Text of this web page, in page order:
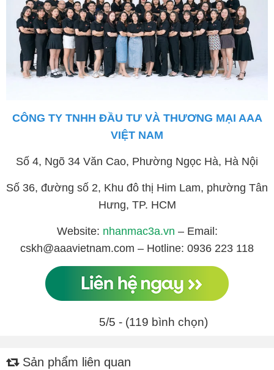
CÔNG TY TNHH ĐẦU TƯ VÀ THƯƠNG MẠI AAA
VIỆT NAM
Số 4, Ngõ 34 Văn Cao, Phường Ngọc Hà, Hà Nội
Số 36, đường số 2, Khu đô thị Him Lam, phường Tân
Hưng, TP. HCM
Website: nhanmac3a.vn – Email:
cskh@aaavietnam.com – Hotline: 0936 223 118
5/5 - (119 bình chọn)
Sản phẩm liên quan